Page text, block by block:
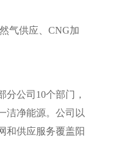
气供应、CNG加
公司10个部门，
净能源。 公司以
和供应服务覆盖阳